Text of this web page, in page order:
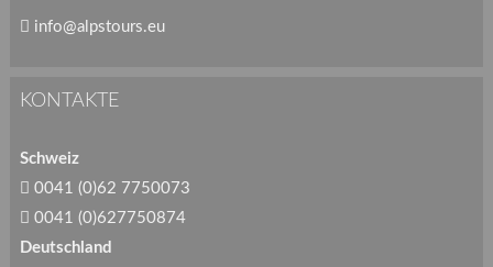
info@alpstours.eu
KONTAKTE
Schweiz
0041 (0)62 7750073
0041 (0)627750874
Deutschland